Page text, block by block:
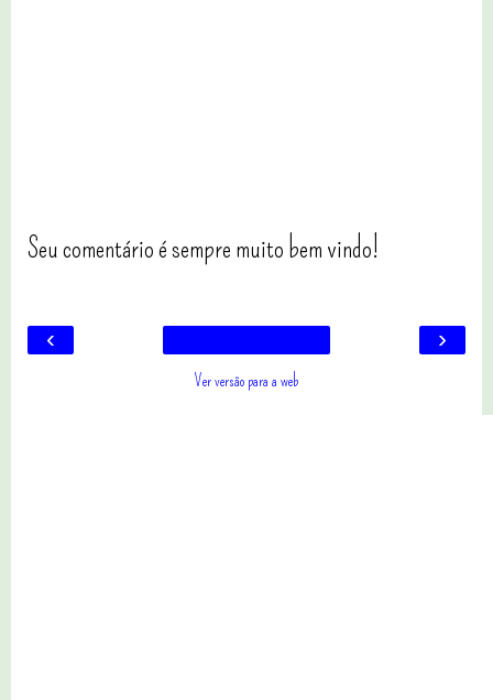
Seu comentário é sempre muito bem vindo!
‹ ›
Ver versão para a web